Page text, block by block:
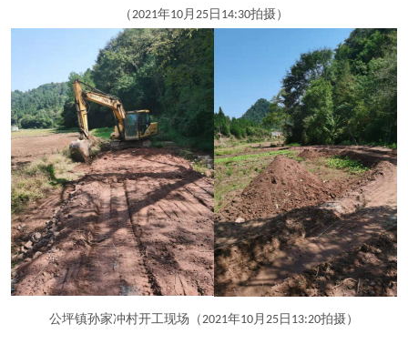
（2021年10月 25 日 14:30拍摄）
公坪镇孙家冲村开工现场（2021年10月 25 日 13:20拍摄）